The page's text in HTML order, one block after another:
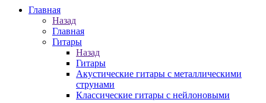
Главная
Назад
Главная
Гитары
Назад
Гитары
Акустические гитары с металлическими
струнами
Классические гитары с нейлоновыми